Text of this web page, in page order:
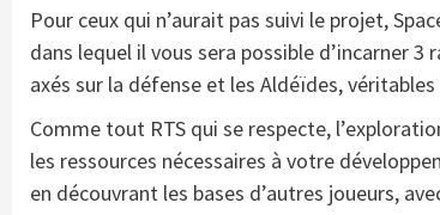
Pour ceux qui n’aurait pas suivi le projet,
dans lequel il vous sera possible d’incarner
axés sur la défense et les Aldéïdes,
Comme tout RTS qui se respecte,
les ressources nécessaires à votre
en découvrant les bases d’autres joueurs,